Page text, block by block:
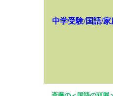
中学受験/国語/